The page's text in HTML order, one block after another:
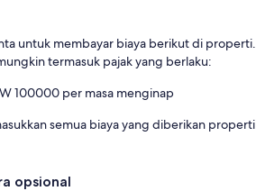
untuk membayar biaya berikut di properti.
termasuk pajak yang berlaku:
100000 per masa menginap
semua biaya yang diberikan properti
opsional